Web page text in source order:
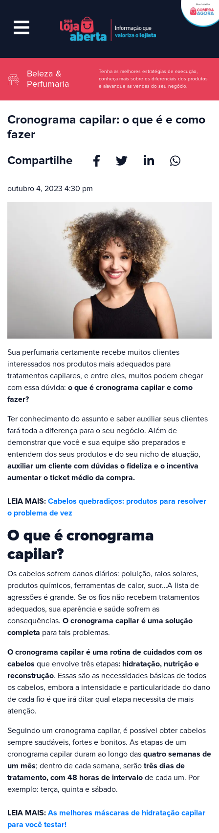
Beleza &
Perfumaria
Tenha as melhores estratégias de execução,
conheça mais sobre os diferenciais dos produtos
e alavanque as vendas do seu negócio.
Cronograma capilar: o que é e como
fazer
Compartilhe
outubro 4, 2023 4:30 pm
Sua perfumaria certamente recebe muitos clientes
interessados nos produtos mais adequados para
tratamentos capilares, e entre eles, muitos podem chegar
com essa dúvida: o que é cronograma capilar e como
fazer?
Ter conhecimento do assunto e saber auxiliar seus clientes
fará toda a diferença para o seu negócio. Além de
demonstrar que você e sua equipe são preparados e
entendem dos seus produtos e do seu nicho de atuação,
auxiliar um cliente com dúvidas o fideliza e o incentiva
aumentar o ticket médio da compra.
LEIA MAIS: Cabelos quebradiços: produtos para resolver
o problema de vez
O que é cronograma
capilar?
Os cabelos sofrem danos diários: poluição, raios solares,
produtos químicos, ferramentas de calor, suor…A lista de
agressões é grande. Se os fios não recebem tratamentos
adequados, sua aparência e saúde sofrem as
consequências. O cronograma capilar é uma solução
completa para tais problemas.
O cronograma capilar é uma rotina de cuidados com os
cabelos que envolve três etapas: hidratação, nutrição e
reconstrução. Essas são as necessidades básicas de todos
os cabelos, embora a intensidade e particularidade do dano
de cada fio é que irá ditar qual etapa necessita de mais
atenção.
Seguindo um cronograma capilar, é possível obter cabelos
sempre saudáveis, fortes e bonitos. As etapas de um
cronograma capilar duram ao longo das quatro semanas de
um mês; dentro de cada semana, serão três dias de
tratamento, com 48 horas de intervalo de cada um. Por
exemplo: terça, quinta e sábado.
LEIA MAIS: As melhores máscaras de hidratação capilar
para você testar!